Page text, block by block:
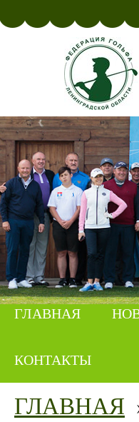
ГЛАВНАЯ
КОНТАКТЫ
ГЛАВНАЯ